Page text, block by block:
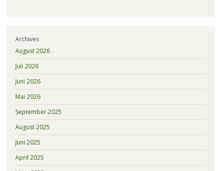
Archives
August 2026
Juli 2026
Juni 2026
Mai 2026
September 2025
August 2025
Juni 2025
April 2025